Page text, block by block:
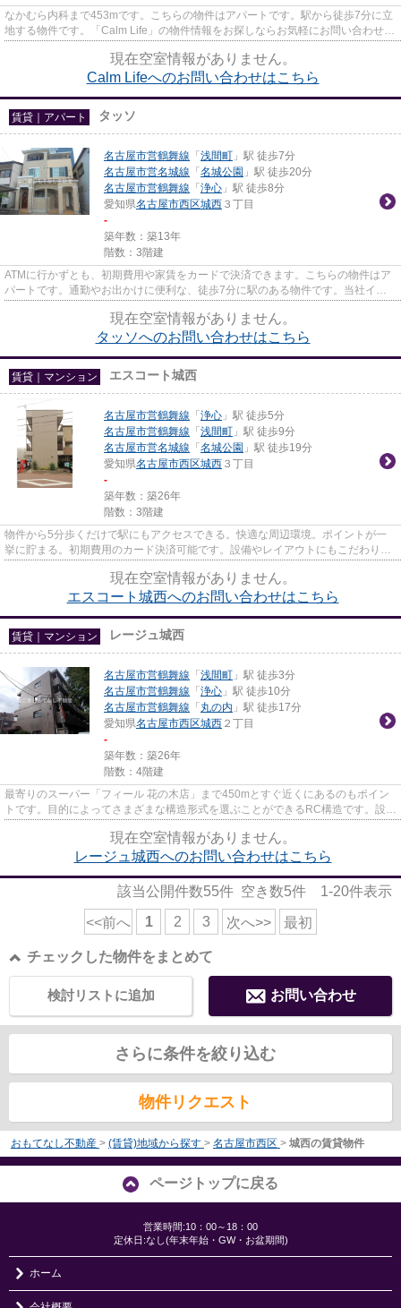
なかむら内科まで453mです。こちらの物件はアパートです。駅から徒歩7分に立
地する物件です。「Calm Life」の物件情報をお探しならお気軽にお問い合わせ下
現在空室情報がありません。
Calm Lifeへのお問い合わせはこちら
賃貸｜アパート タッソ
名古屋市営鶴舞線 「 浅間町 」駅 徒歩7分
名古屋市営名城線 「 名城公園 」駅 徒歩20分
名古屋市営鶴舞線 「 浄心 」駅 徒歩8分
愛知県名古屋市西区城西 ３丁目
-
築年数：築13年
階数：3階建
ATMに行かずとも、初期費用や家賃をカードで決済できます。こちらの物件はア
パートです。通勤やお出かけに便利な、徒歩7分に駅のある物件です。当社イチ
現在空室情報がありません。
タッソへのお問い合わせはこちら
賃貸｜マンション エスコート城西
名古屋市営鶴舞線 「 浄心 」駅 徒歩5分
名古屋市営鶴舞線 「 浅間町 」駅 徒歩9分
名古屋市営名城線 「 名城公園 」駅 徒歩19分
愛知県名古屋市西区城西 ３丁目
-
築年数：築26年
階数：3階建
物件から5分歩くだけで駅にもアクセスできる。快適な周辺環境。ポイントが一
挙に貯まる。初期費用のカード決済可能です。設備やレイアウトにもこだわりの
現在空室情報がありません。
エスコート城西へのお問い合わせはこちら
賃貸｜マンション レージュ城西
名古屋市営鶴舞線 「 浅間町 」駅 徒歩3分
名古屋市営鶴舞線 「 浄心 」駅 徒歩10分
名古屋市営鶴舞線 「 丸の内 」駅 徒歩17分
愛知県名古屋市西区城西 ２丁目
-
築年数：築26年
階数：4階建
最寄りのスーパー「フィール 花の木店」まで450mとすぐ近くにあるのもポイン
トです。目的によってさまざまな構造形式を選ぶことができるRC構造です。設備
現在空室情報がありません。
レージュ城西へのお問い合わせはこちら
該当公開件数55件 空き数5件 1-20件表示
<<前へ 1 2 3 次へ>> 最初
チェックした物件をまとめて
お問い合わせ
検討リストに追加
さらに条件を絞り込む
物件リクエスト
おもてなし不動産 > (賃貸)地域から探す > 名古屋市西区 > 城西の賃貸物件
ページトップに戻る
営業時間:10：00～18：00
定休日:なし(年末年始・GW・お盆期間)
ホーム